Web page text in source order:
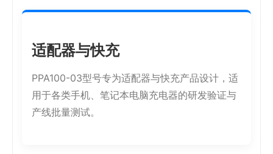
适配器与快充
PPA100-03型号专为适配器与快充产品设计，适
用于各类手机、笔记本电脑充电器的研发验证与
产线批量测试。